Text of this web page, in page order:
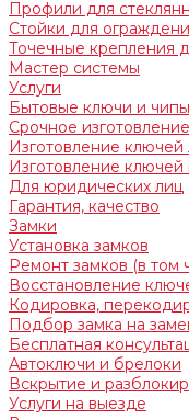
Профили для
Стойки для
Точечные крепления
Мастер системы
Услуги
Бытовые ключи и чипы
Срочное
Изготовление
Изготовление ключей
Для юридических лиц
Гарантия, качество
Замки
Установка замков
Ремонт замков (в том
Восстановление
Кодировка,
Подбор замка на
Бесплатная
Автоключи и брелоки
Вскрытие и
Услуги на выезде